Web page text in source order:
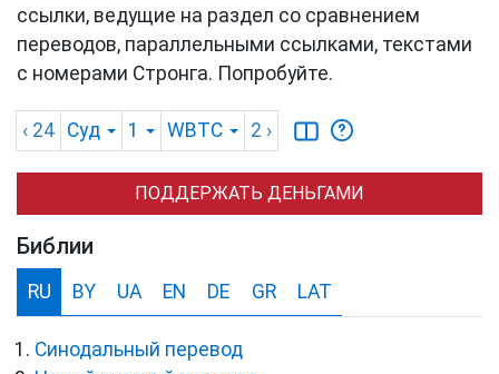
ссылки, ведущие на раздел со сравнением
переводов, параллельными ссылками, текстами
с номерами Стронга. Попробуйте.
‹ 24 Суд 1 WBTC 2 ›
ПОДДЕРЖАТЬ ДЕНЬГАМИ
Библии
RU BY UA EN DE GR LAT
Синодальный перевод